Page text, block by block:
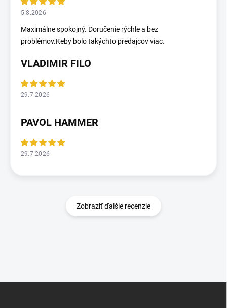
5.8.2026
Maximálne spokojný. Doručenie rýchle a bez
problémov.Keby bolo takýchto predajcov viac.
VLADIMIR FILO
29.7.2026
PAVOL HAMMER
29.7.2026
Zobraziť ďalšie recenzie